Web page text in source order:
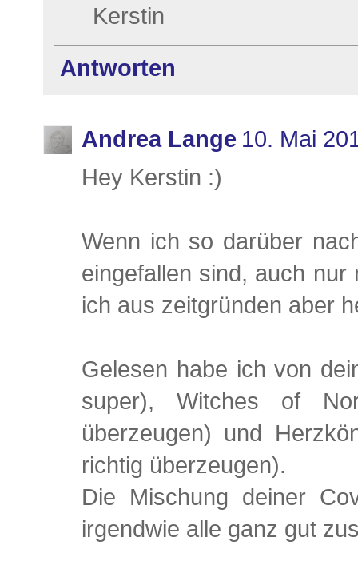
Kerstin
Antworten
Andrea Lange 10. Mai
Hey Kerstin :)
Wenn ich so darüber
eingefallen sind, auch
ich aus zeitgründen aber
Gelesen habe ich von
super), Witches of
überzeugen) und
richtig überzeugen).
Die Mischung deiner
irgendwie alle ganz gut